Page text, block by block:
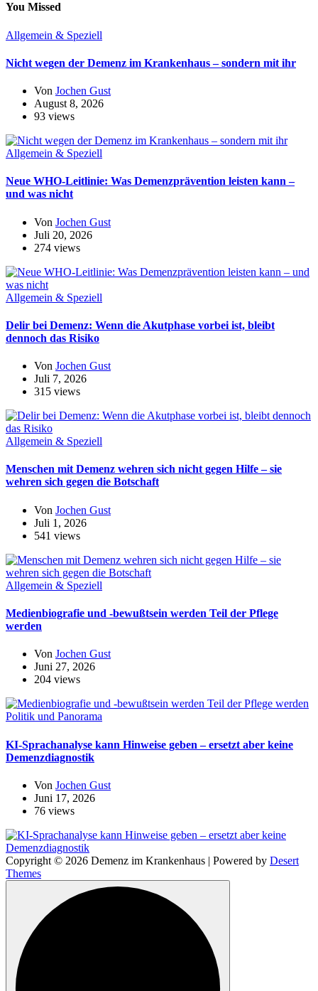
You Missed
Allgemein & Speziell
Nicht wegen der Demenz im Krankenhaus – sondern mit ihr
Von Jochen Gust
August 8, 2026
93 views
Allgemein & Speziell
Neue WHO-Leitlinie: Was Demenzprävention leisten kann –
und was nicht
Von Jochen Gust
Juli 20, 2026
274 views
Allgemein & Speziell
Delir bei Demenz: Wenn die Akutphase vorbei ist, bleibt
dennoch das Risiko
Von Jochen Gust
Juli 7, 2026
315 views
Allgemein & Speziell
Menschen mit Demenz wehren sich nicht gegen Hilfe – sie
wehren sich gegen die Botschaft
Von Jochen Gust
Juli 1, 2026
541 views
Allgemein & Speziell
Medienbiografie und -bewußtsein werden Teil der Pflege
werden
Von Jochen Gust
Juni 27, 2026
204 views
Politik und Panorama
KI-Sprachanalyse kann Hinweise geben – ersetzt aber keine
Demenzdiagnostik
Von Jochen Gust
Juni 17, 2026
76 views
Copyright © 2026 Demenz im Krankenhaus | Powered by Desert
Themes